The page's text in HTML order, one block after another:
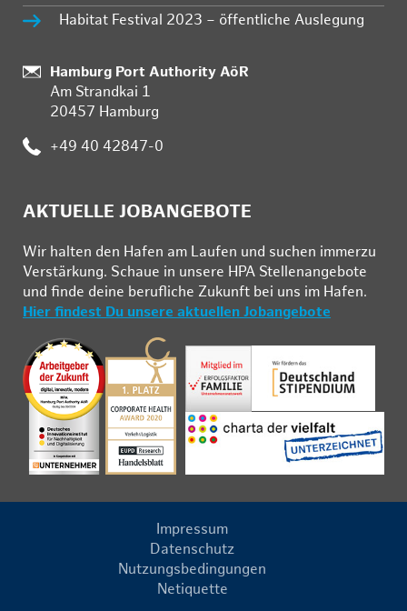
Habitat Festival 2023 – öffentliche Auslegung
:
Hamburg Port Authority AöR
Am Strandkai 1
20457 Hamburg
: +49 40 42847-0
AKTUELLE JOBANGEBOTE
Wir hal­ten den Ha­fen am Lau­fen und su­chen im­mer­zu
Ver­stär­kung. Schau­e in un­se­re HPA Stel­len­an­ge­bo­te
und fin­de deine be­ruf­li­che Zu­kunft bei uns im Ha­fen.
Hier findest Du unsere aktuellen Jobangebote
Impressum
Datenschutz
Nutzungsbedingungen
Netiquette